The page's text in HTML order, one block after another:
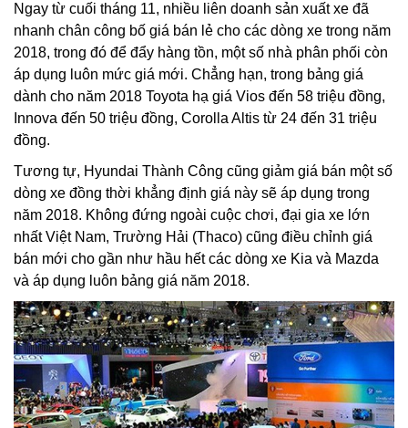
Ngay từ cuối tháng 11, nhiều liên doanh sản xuất xe đã
nhanh chân công bố giá bán lẻ cho các dòng xe trong năm
2018, trong đó để đẩy hàng tồn, một số nhà phân phối còn
áp dụng luôn mức giá mới. Chẳng hạn, trong bảng giá
dành cho năm 2018 Toyota hạ giá Vios đến 58 triệu đồng,
Innova đến 50 triệu đồng, Corolla Altis từ 24 đến 31 triệu
đồng.
Tương tự, Hyundai Thành Công cũng giảm giá bán một số
dòng xe đồng thời khẳng định giá này sẽ áp dụng trong
năm 2018. Không đứng ngoài cuộc chơi, đại gia xe lớn
nhất Việt Nam, Trường Hải (Thaco) cũng điều chỉnh giá
bán mới cho gần như hầu hết các dòng xe Kia và Mazda
và áp dụng luôn bảng giá năm 2018.